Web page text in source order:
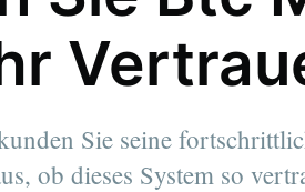
Sie seine
ob dieses System so